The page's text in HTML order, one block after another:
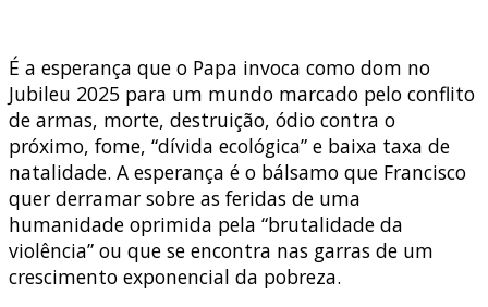
É a esperança que o Papa invoca como dom no
Jubileu 2025 para um mundo marcado pelo conflito
de armas, morte, destruição, ódio contra o
próximo, fome, “dívida ecológica” e baixa taxa de
natalidade. A esperança é o bálsamo que Francisco
quer derramar sobre as feridas de uma
humanidade oprimida pela “brutalidade da
violência” ou que se encontra nas garras de um
crescimento exponencial da pobreza.